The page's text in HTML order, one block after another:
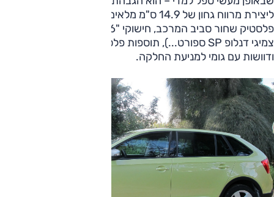
ליצירת מרווח גחון של 14.9 ס"מ מלאים. עוד תמצאו עיטורי
צמיגי דנלופ SP ספורט...), תוספות פלסטיק לפגושים, מיגון תחתון
ודוושות עם גומי למניעת החלקה.